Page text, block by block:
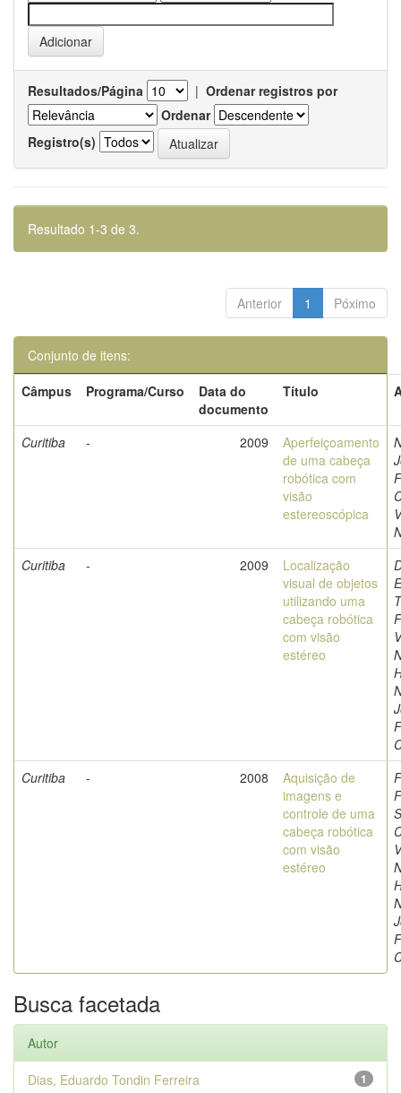
Resultados/Página | Ordenar registros por
Ordenar
Registro(s)
Resultado 1-3 de 3.
Anterior 1 Póximo
Conjunto de itens:
Câmpus
Programa/Curso
Data do
documento
Título
Curitiba - 2009
Aperfeiçoamento
de uma cabeça
robótica com
visão
estereoscópica
Curitiba
- 2009
Localização
visual de objetos
utilizando uma
cabeça robótica
com visão
estéreo
Curitiba
- 2008
Aquisição de
imagens e
controle de uma
cabeça robótica
com visão
estéreo
Busca facetada
Autor
1
Dias, Eduardo Tondin Ferreira